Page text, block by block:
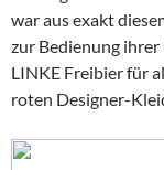
war aus exakt
zur Bedienung
LINKE Freibier für
roten Designer-